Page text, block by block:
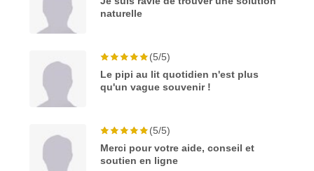
naturelle
(5/5)
Le pipi au lit quotidien n'est plus
qu'un vague souvenir !
(5/5)
Merci pour votre aide, conseil et
soutien en ligne